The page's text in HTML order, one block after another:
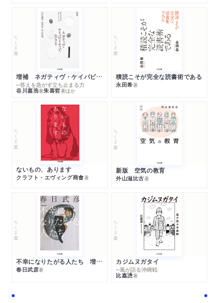
ちくま文庫
増補 ネガティヴ・ケイパビリティで生きる
─答えを急がず立ち止まる力
谷川嘉浩著朱喜哲著ほか
ちくま文庫
積読こそが完全な読書術である
永田希著
ちくま文庫
ないもの、あります
クラフト・エヴィング商會著
ちくま文庫
新版 空気の教育
外山滋比古著
ちくま文庫
不幸になりたがる人たち 増補新版
春日武彦著
ちくま文庫
カジムヌガタイ
─風が語る沖縄戦
比嘉慂著